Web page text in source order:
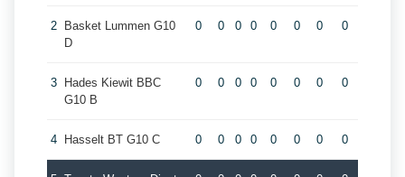
2
Basket Lummen G10
D
0 0 0 0 0 0 0 0
3
Hades Kiewit BBC
G10 B
0 0 0 0 0 0 0 0
4 Hasselt BT G10 C 0 0 0 0 0 0 0 0